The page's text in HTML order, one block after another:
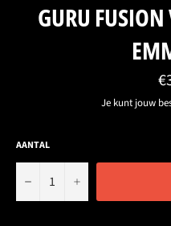
GURU
Je kunt jouw
AANTAL
− +